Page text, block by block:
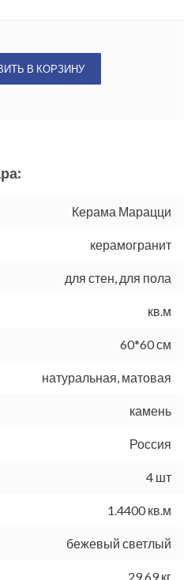
В КОРЗИНУ
Керама Марацци
керамогранит
для стен, для пола
кв.м
60*60 см
натуральная, матовая
камень
Россия
4 шт
1.4400 кв.м
бежевый светлый
29.69 кг